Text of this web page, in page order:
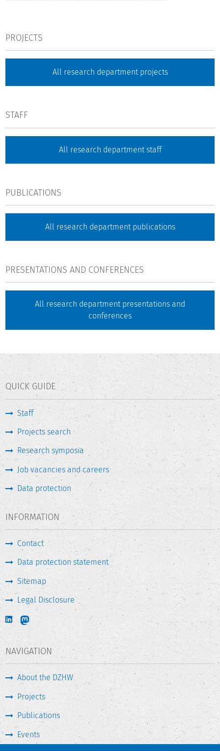
PROJECTS
All research department projects
STAFF
All research department staff
PUBLICATIONS
All research department publications
PRESENTATIONS AND CONFERENCES
All research department presentations and
conferences
QUICK GUIDE
Staff
Projects search
Research symposia
Job vacancies and careers
Data protection
INFORMATION
Contact
Data protection statement
Sitemap
Legal Disclosure
NAVIGATION
About the DZHW
Projects
Publications
Events